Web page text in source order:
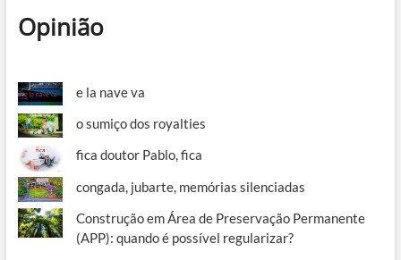
Opinião
e la nave va
o sumiço dos royalties
fica doutor Pablo, fica
congada, jubarte, memórias silenciadas
Construção em Área de Preservação Permanente
(APP): quando é possível regularizar?